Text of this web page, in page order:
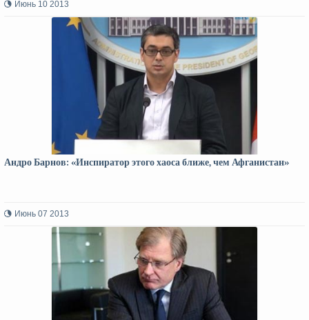
Июнь 10 2013
Андро Барнов: «Инспиратор этого хаоса ближе, чем Афганистан»
Июнь 07 2013